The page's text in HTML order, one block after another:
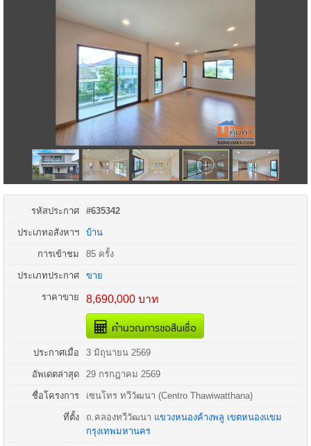
รหัสประกาศ #635342
ประเภทอสังหาฯ บ้าน
การเข้าชม 85 ครั้ง
ประเภทประกาศ ขาย
ราคาขาย 8,690,000 บาท
คำนวณการขอสินเชื่อ
ประกาศเมื่อ 3 มิถุนายน 2569
อัพเดตล่าสุด 29 กรกฎาคม 2569
ชื่อโครงการ เซนโทร ทวีวัฒนา (Centro Thawiwatthana)
ที่ตั้ง ถ. คลองทวีวัฒนา แขวงหนองค้างพลู เขตหนองแขม
กรุงเทพมหานคร